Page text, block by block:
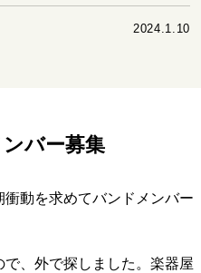
2024.1.10
バー募集
動を求めてバンドメンバー
で、外で探しました。楽器屋